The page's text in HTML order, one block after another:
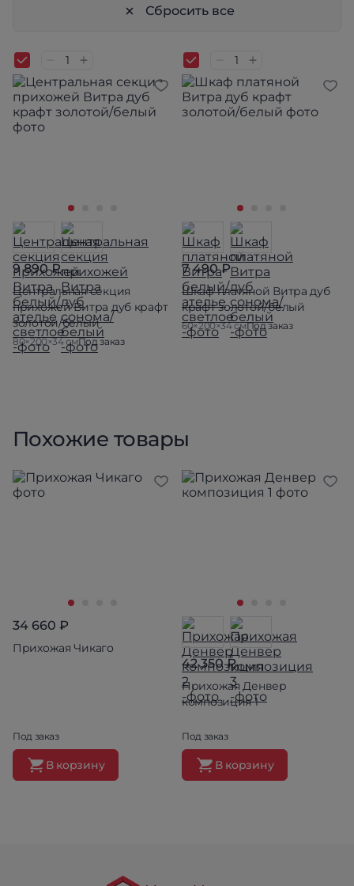
Сбросить все
9 890 ₽
Центральная секция
прихожей Витра дуб крафт
золотой/белый
80×200×34 смПод заказ
7 490 ₽
Шкаф платяной Витра дуб
крафт золотой/белый
60×200×34 смПод заказ
Похожие товары
34 660 ₽
Прихожая Чикаго
Под заказ
В корзину
42 350 ₽
Прихожая Денвер
композиция 1
Под заказ
В корзину